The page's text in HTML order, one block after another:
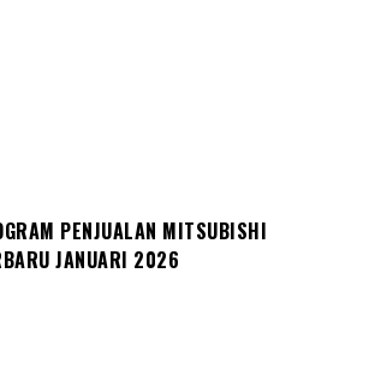
PENJUALAN MITSUBISHI
JANUARI 2026